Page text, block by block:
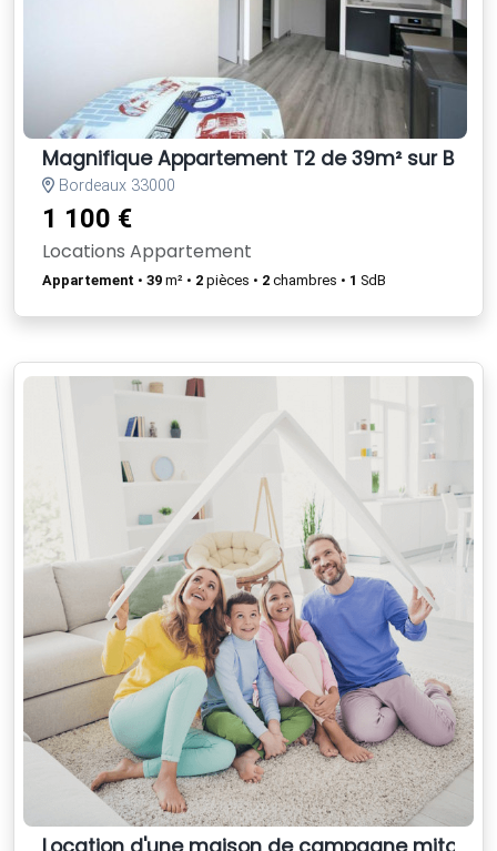
Magnifique Appartement T2 de 39m² sur
Bordeaux 33000
1 100 €
Locations Appartement
Appartement • 39 m² • 2 pièces • 2 chambres • 1 SdB